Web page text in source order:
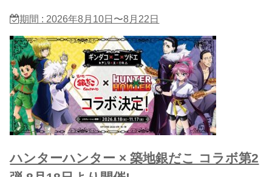
期間 : 2026年8月10日〜8月22日
ハンターハンター × 築地銀だこ コラボ第2